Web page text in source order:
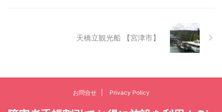
天橋立観光船 【宮津市】
お問合せ Privacy Policy